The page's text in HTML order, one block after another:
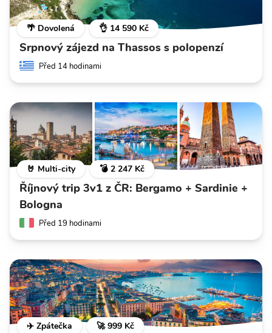
🌴 Dovolená 👌 14 590 Kč
Srpnový zájezd na Thassos s polopenzí
Před 14 hodinami
🤘 Multi-city 💣 2 247 Kč
Říjnový trip 3v1 z ČR: Bergamo + Sardinie +
Bologna
Před 19 hodinami
✈️ Zpátečka 🚀 999 Kč